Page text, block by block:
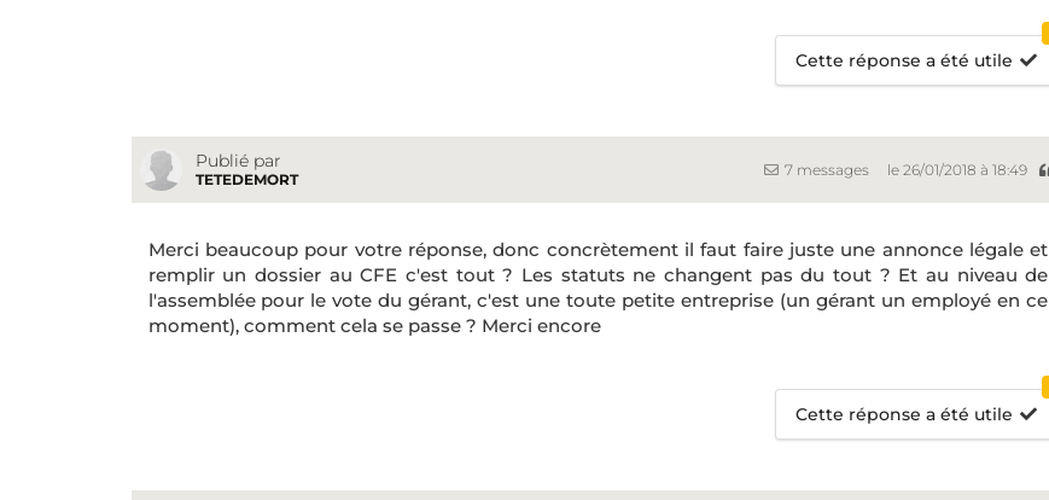
Cette réponse a été utile
Publié par
TETEDEMORT
7 messages le 26/01/2018 à 18:49
Merci beaucoup pour votre réponse, donc concrètement il faut faire juste une annonce légale et
remplir un dossier au CFE c'est tout ? Les statuts ne changent pas du tout ? Et au niveau de
l'assemblée pour le vote du gérant, c'est une toute petite entreprise (un gérant un employé en ce
moment), comment cela se passe ? Merci encore
Cette réponse a été utile